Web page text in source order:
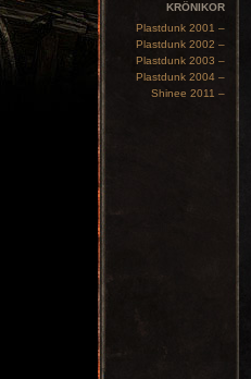
KRÖNIKOR
Plastdunk 2001 –
Plastdunk 2002 –
Plastdunk 2003 –
Plastdunk 2004 –
Shinee 2011 –